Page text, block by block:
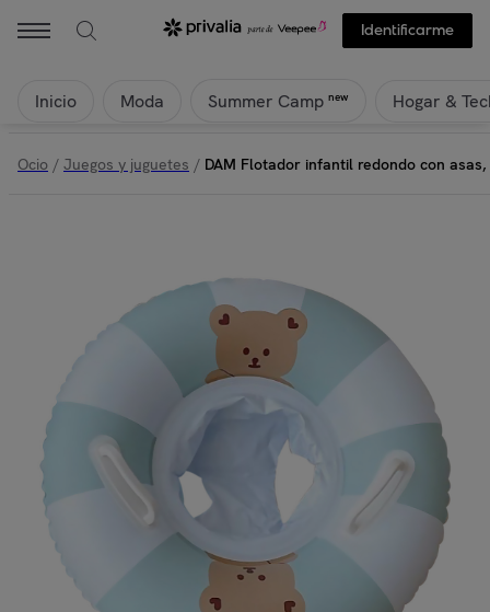
Identificarme
Inicio Moda Summer Camp new Hogar &
Ocio / Juegos y juguetes / DAM Flotador infantil redondo con